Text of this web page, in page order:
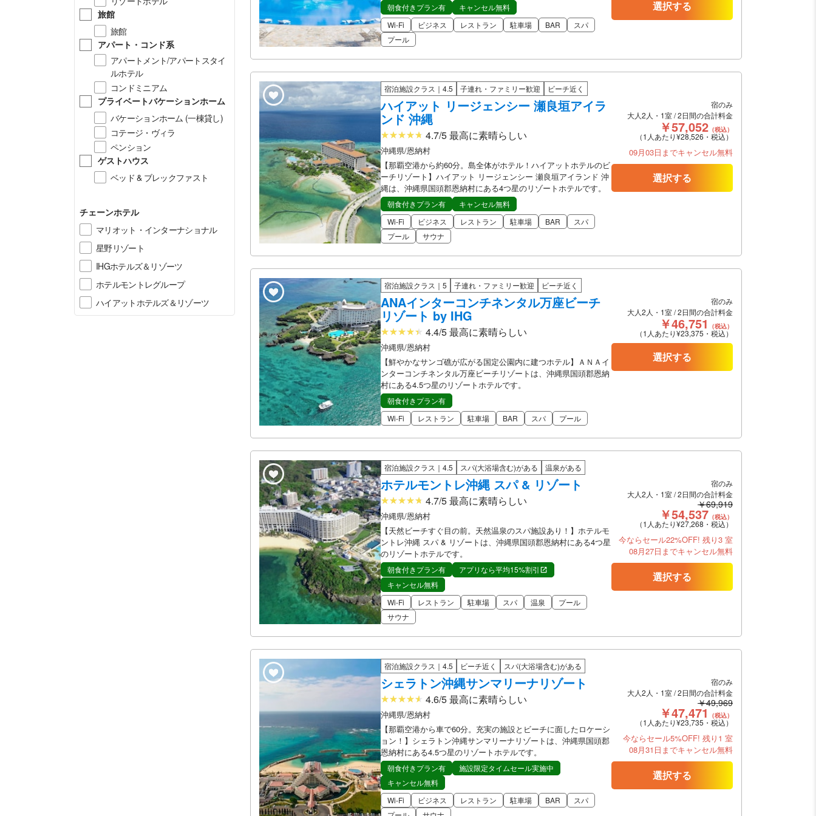
旅館
旅館
アパート・コンド系
アパートメント/アパートスタイ
ルホテル
コンドミニアム
プライベートバケーションホーム
バケーションホーム (一棟貸し)
コテージ・ヴィラ
ペンション
ゲストハウス
ベッド & ブレックファスト
チェーンホテル
マリオット・インターナショナル
星野リゾート
IHGホテルズ＆リゾーツ
ホテルモントレグループ
ハイアットホテルズ＆リゾーツ
朝食付きプラン有
キャンセル無料
Wi-Fi
ビジネス レストラン 駐車場 BAR
スパ
プール
選択する
宿泊施設クラス｜4.5 子連れ・ファミリー歓迎 ビーチ近く
ハイアット リージェンシー 瀬良垣アイラ
ンド 沖縄
4.7/5 最高に素晴らしい
沖縄県/恩納村
【那覇空港から約60分。島全体がホテル！ハイアットホテルのビ
ーチリゾート】ハイアット リージェンシー 瀬良垣アイランド 沖
縄は、沖縄県国頭郡恩納村にある4つ星のリゾートホテルです。
朝食付きプラン有
キャンセル無料
Wi-Fi
ビジネス レストラン 駐車場 BAR
スパ
プール
サウナ
宿のみ
大人2人・1室 / 2日間の合計料金
￥57,052 （税込）
（1人あたり¥28,526・税込）
09月03日までキャンセル無料
選択する
宿泊施設クラス｜5 子連れ・ファミリー歓迎 ビーチ近く
ANAインターコンチネンタル万座ビーチ
リゾート by IHG
4.4/5 最高に素晴らしい
沖縄県/恩納村
【鮮やかなサンゴ礁が広がる国定公園内に建つホテル】ＡＮＡイ
ンターコンチネンタル万座ビーチリゾートは、沖縄県国頭郡恩納
村にある4.5つ星のリゾートホテルです。
朝食付きプラン有
Wi-Fi
レストラン 駐車場 BAR スパ プール
宿のみ
大人2人・1室 / 2日間の合計料金
￥46,751 （税込）
（1人あたり¥23,375・税込）
選択する
宿泊施設クラス｜4.5 スパ(大浴場含む)がある 温泉がある
ホテルモントレ沖縄 スパ & リゾート
4.7/5 最高に素晴らしい
沖縄県/恩納村
【天然ビーチすぐ目の前。天然温泉のスパ施設あり！】ホテルモ
ントレ沖縄 スパ & リゾートは、沖縄県国頭郡恩納村にある4つ星
のリゾートホテルです。
朝食付きプラン有
アプリなら平均15%割引
キャンセル無料
Wi-Fi
レストラン 駐車場 スパ 温泉
プール
サウナ
宿のみ
大人2人・1室 / 2日間の合計料金
￥69,919
￥54,537 （税込）
（1人あたり¥27,268・税込）
今ならセール22%OFF! 残り3 室
08月27日までキャンセル無料
選択する
宿泊施設クラス｜4.5 ビーチ近く スパ(大浴場含む)がある
シェラトン沖縄サンマリーナリゾート
4.6/5 最高に素晴らしい
沖縄県/恩納村
【那覇空港から車で60分。充実の施設とビーチに面したロケーシ
ョン！】シェラトン沖縄サンマリーナリゾートは、沖縄県国頭郡
恩納村にある4.5つ星のリゾートホテルです。
朝食付きプラン有
施設限定タイムセール実施中
キャンセル無料
Wi-Fi
ビジネス レストラン 駐車場 BAR
スパ
宿のみ
大人2人・1室 / 2日間の合計料金
￥49,969
￥47,471 （税込）
（1人あたり¥23,735・税込）
今ならセール5%OFF! 残り1 室
08月31日までキャンセル無料
選択する